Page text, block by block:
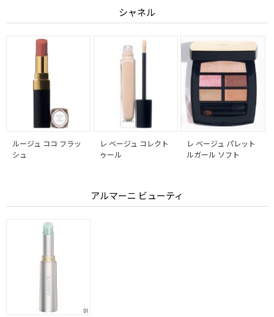
シャネル
ルージュ ココ フラッ
シュ
レ ベージュ コレクト
ゥール
レ ベージュ パレット
ルガール ソフト
アルマーニ ビューティ